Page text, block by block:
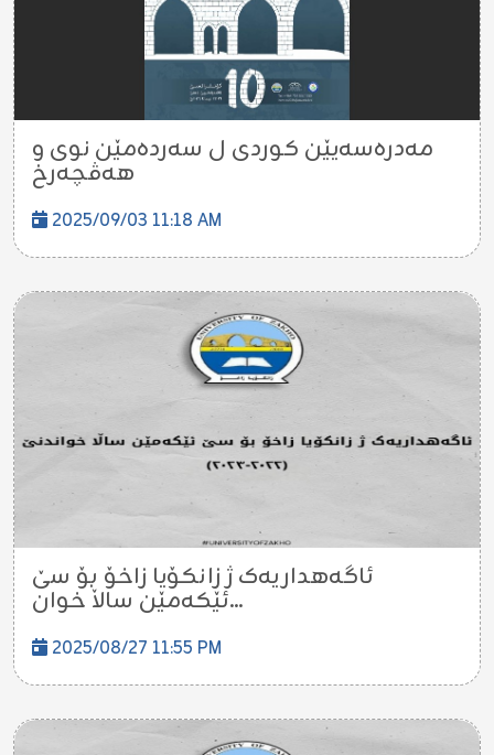
مەدرەسەیێن کوردی ل سەردەمێن نوی و
هەڤچەرخ
2025/09/03 11:18 AM
ئاگەهداریەک ژ زانکۆیا زاخۆ بۆ سێ
ئێکەمێن ساڵا خوان...
2025/08/27 11:55 PM